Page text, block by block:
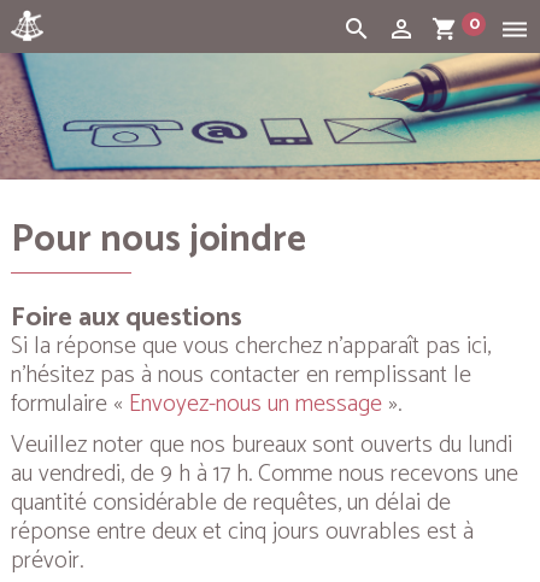
dehaze
shopping_cart 0
person_outline
search
Cart:
Pour nous joindre
Foire aux questions
Si la réponse que vous cherchez n’apparaît pas ici,
n’hésitez pas à nous contacter en remplissant le
formulaire « Envoyez-nous un message».
Veuillez noter que nos bureaux sont ouverts du lundi
au vendredi, de 9 h à 17 h. Comme nous recevons une
quantité considérable de requêtes, un délai de
réponse entre deux et cinq jours ouvrables est à
prévoir.